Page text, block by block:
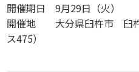
開催期日 9月29日（火）
開催地 大分県臼杵市 臼杵
ス475）